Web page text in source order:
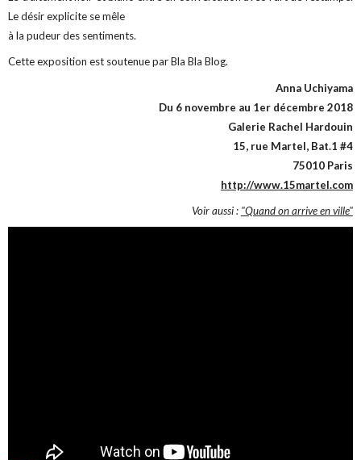
Le désir explicite se mêle
à la pudeur des sentiments.
Cette exposition est soutenue par Bla Bla Blog.
Anna Uchiyama
Du 6 novembre au 1er décembre 2018
Galerie Rachel Hardouin
15, rue Martel, Bat.1 #4
75010 Paris
http://www.15martel.com
Voir aussi : "Quand on arrive en ville"